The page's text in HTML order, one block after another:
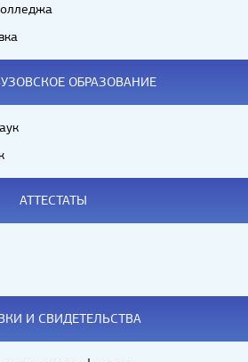
ОБРАЗОВАНИЕ
АТТЕСТАТЫ
И СВИДЕТЕЛЬСТВА